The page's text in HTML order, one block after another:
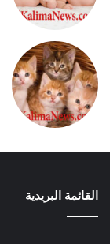
القائمة البريدية